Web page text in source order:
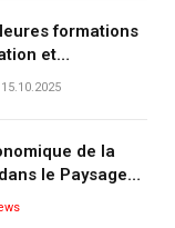
formations
et
de
15.10.2025
de la
le Paysage